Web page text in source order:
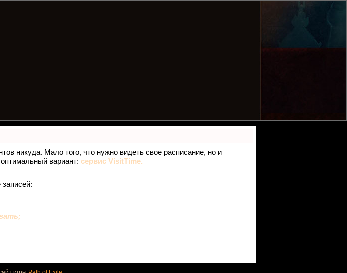
никуда. Мало того, что нужно видеть свое расписание, но и
вариант: сервис VisitTime.